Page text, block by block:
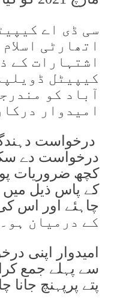
سی ڈی اے
اتھارٹی
اشتہارات کے
کیپیٹل
آباد کو
امیدوار
درخواست
درخواست دے
کچھ ضروریات
کے پاس ذیل میں
کے درمیان ہو۔
سے پہلے جمع
پتے پرپہنچ جانا